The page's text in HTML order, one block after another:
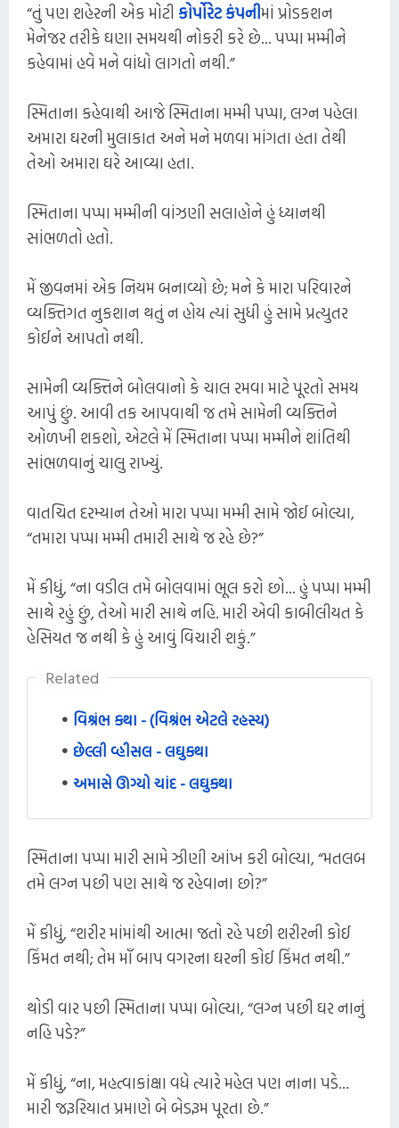
“તું પણ શહેરની એક મોટી કોર્પોરેટ કંપનીમાં પ્રોડકશન
મેનેજર તરીકે ઘણા સમયથી નોકરી કરે છે... પપ્પા મમ્મીને
કહેવામાં હવે મને વાંધો લાગતો નથી.”
સ્મિતાના કહેવાથી આજે સ્મિતાના મમ્મી પપ્પા, લગ્ન પહેલા
અમારા ઘરની મુલાકાત અને મને મળવા માંગતા હતા તેથી
તેઓ અમારા ઘરે આવ્યા હતા.
સ્મિતાના પપ્પા મમ્મીની વાંઝણી સલાહોને હું ધ્યાનથી
સાંભળતો હતો.
મેં જીવનમાં એક નિયમ બનાવ્યો છે; મને કે મારા પરિવારને
વ્યક્તિગત નુકશાન થતું ન હોય ત્યાં સુધી હું સામે પ્રત્યુતર
કોઈને આપતો નથી.
સામેની વ્યક્તિને બોલવાનો કે ચાલ રમવા માટે પૂરતો સમય
આપું છું. આવી તક આપવાથી જ તમે સામેની વ્યક્તિને
ઓળખી શકશો, એટલે મેં સ્મિતાના પપ્પા મમ્મીને શાંતિથી
સાંભળવાનું ચાલુ રાખ્યું.
વાતચિત દરમ્યાન તેઓ મારા પપ્પા મમ્મી સામે જોઈ બોલ્યા,
“તમારા પપ્પા મમ્મી તમારી સાથે જ રહે છે?”
મેં કીધું, “ના વડીલ તમે બોલવામાં ભૂલ કરો છો... હું પપ્પા મમ્મી
સાથે રહું છું, તેઓ મારી સાથે નહિ. મારી એવી કાબીલીયત કે
હેસિયત જ નથી કે હું આવું વિચારી શકું.”
Related
વિશ્રંભ કથા - (વિશ્રંભ એટલે રહસ્ય)
છેલ્લી વ્હીસલ - લઘુકથા
અમાસે ઊગ્યો ચાંદ - લઘુકથા
સ્મિતાના પપ્પા મારી સામે ઝીણી આંખ કરી બોલ્યા, “મતલબ
તમે લગ્ન પછી પણ સાથે જ રહેવાના છો?”
મેં કીધું, “શરીર માંમાંથી આત્મા જતો રહે પછી શરીરની કોઈ
કિંમત નથી; તેમ માઁ બાપ વગરના ઘરની કોઈ કિંમત નથી.”
થોડી વાર પછી સ્મિતાના પપ્પા બોલ્યા, “લગ્ન પછી ઘર નાનું
નહિ પડે?”
મેં કીધું, “ના, મહત્વાકાંક્ષા વધે ત્યારે મહેલ પણ નાના પડે...
મારી જરૂરિયાત પ્રમાણે બે બેડરૂમ પૂરતા છે.”